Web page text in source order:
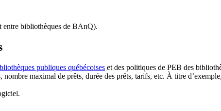
entre bibliothèques de BAnQ).
publiques québécoises et des politiques de PEB des
nombre maximal de prêts, durée des prêts, tarifs, etc. À titre